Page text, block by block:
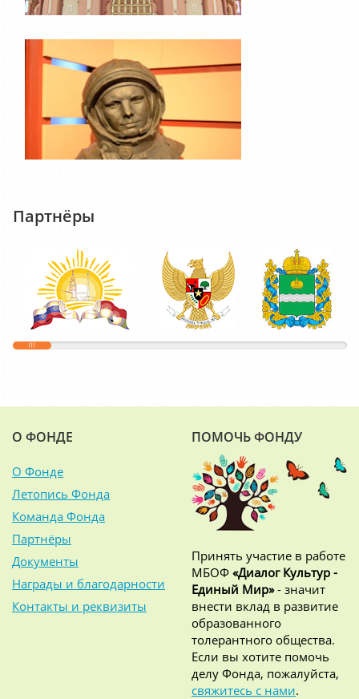
Партнёры
О ФОНДЕ
О Фонде
Летопись Фонда
Команда Фонда
Партнёры
Документы
Награды и благодарности
Контакты и реквизиты
ПОМОЧЬ ФОНДУ
Принять участие в работе
МБОФ «Диалог Культур -
Единый Мир»- значит
внести вклад в развитие
образованного
толерантного общества.
Если вы хотите помочь
делу Фонда, пожалуйста,
свяжитесь с нами.